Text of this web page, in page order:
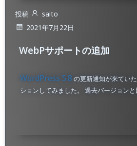
投稿
saito
2021年7月22日
WebPサポートの追加
WordPress 5.8 の更新通知が来てい
ションしてみました。 過去バージョン